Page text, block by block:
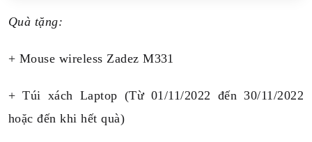
Quà tặng:
+ Mouse wireless Zadez M331
+ Túi xách Laptop (Từ 01/11/2022 đến 30/11/2022
hoặc đến khi hết quà)